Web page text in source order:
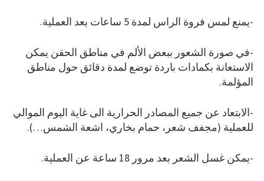
-يمنع لمس فروة الراس لمدة 5 ساعات بعد العملية.
-في صورة الشعور ببعض الألم في مناطق الحقن يمكن
الاستعانة بكمادات باردة توضع لمدة دقائق حول مناطق
المؤلمة.
-الابتعاد عن جميع المصادر الحرارية الى غاية اليوم الموالي
للعملية (مجفف شعر، حمام بخاري، اشعة الشمس…).
-يمكن غسل الشعر بعد مرور 18 ساعة عن العملية.